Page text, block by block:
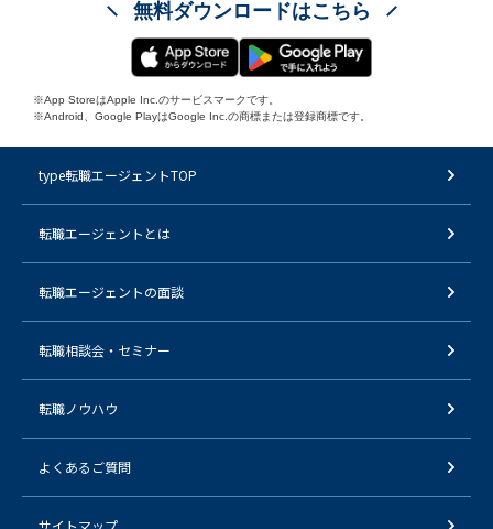
無料ダウンロードはこちら
※App StoreはApple Inc.のサービスマークです。
※Android、Google PlayはGoogle Inc.の商標または登録商標です。
type転職エージェントTOP
転職エージェントとは
転職エージェントの面談
転職相談会・セミナー
転職ノウハウ
よくあるご質問
サイトマップ